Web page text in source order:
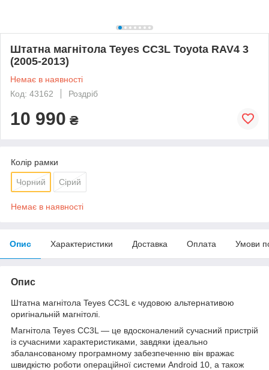
Штатна магнітола Teyes CC3L Toyota RAV4 3
(2005-2013)
Немає в наявності
Код: 43162
Роздріб
10 990 ₴
Колір рамки
Чорний Сірий
Немає в наявності
Опис Характеристики Доставка Оплата Умови
Опис
Штатна магнітола Teyes CC3L є чудовою альтернативою
оригінальній магнітолі.
Магнітола Teyes CC3L — це вдосконалений сучасний пристрій
із сучасними характеристиками, завдяки ідеально
збалансованому програмному забезпеченню він вражає
швидкістю роботи операційної системи Android 10, а також